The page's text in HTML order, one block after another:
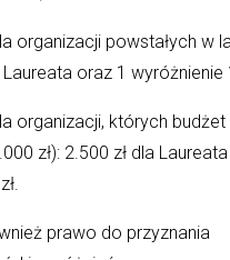
organizacji powstałych w
oraz 1 wyróżnienie
organizacji, których budżet
zł): 2.500 zł dla
prawo do przyznania